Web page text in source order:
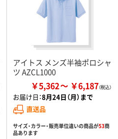
アイトス メンズ半袖ポロシャ
ツ AZCL1000
￥5,362 ￥6,187
お届け日：8月24日（月）まで
直送品
サイズ・カラー・販売単位違いの商品が53商
品あります